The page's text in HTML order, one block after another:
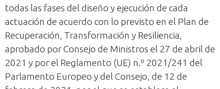
todas las fases del diseño y ejecución de cada
actuación de acuerdo con lo previsto en el Plan de
Recuperación, Transformación y Resiliencia,
aprobado por Consejo de Ministros el 27 de abril de
2021 y por el Reglamento (UE) n.º 2021/241 del
Parlamento Europeo y del Consejo, de 12 de